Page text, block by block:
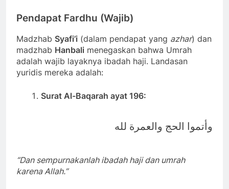
Pendapat Fardhu (Wajib)
Madzhab Syafi’i (dalam pendapat yang azhar) dan
madzhab Hanbali menegaskan bahwa Umrah
adalah wajib layaknya ibadah haji. Landasan
yuridis mereka adalah:
Surat Al-Baqarah ayat 196:
وأتموا الحج والعمرة لله
“Dan sempurnakanlah ibadah haji dan umrah
karena Allah.”